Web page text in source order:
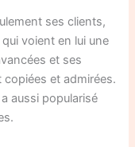
ses clients,
voient en lui une
et ses
et admirées.
aussi popularisé